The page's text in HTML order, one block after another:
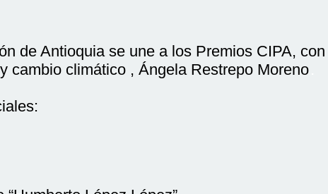
de Antioquia se une a los Premios CIPA,
cambio climático , Ángela Restrepo Moreno